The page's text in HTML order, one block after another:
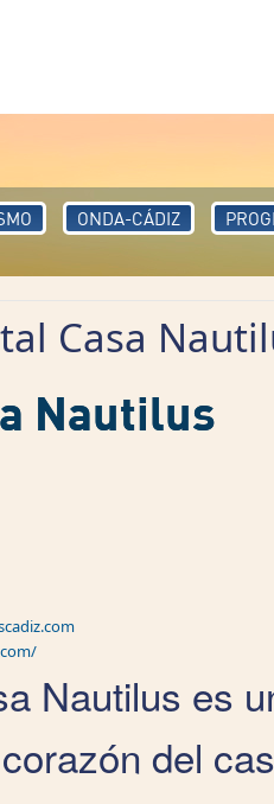
ONDA-CÁDIZ
Casa
Nautilus
Nautilus es
del